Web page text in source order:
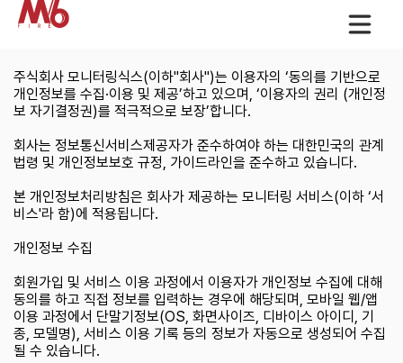
개인정보처리방침
주식회사 모니터링식스(이하"회사")는 이용자의 ‘동의를 기반으로
개인정보를 수집·이용 및 제공’하고 있으며, ‘이용자의 권리 (개인정
보 자기결정권)를 적극적으로 보장’합니다.
회사는 정보통신서비스제공자가 준수하여야 하는 대한민국의 관계
법령 및 개인정보보호 규정, 가이드라인을 준수하고 있습니다.
본 개인정보처리방침은 회사가 제공하는 모니터링 서비스(이하 ‘서
비스'라 함)에 적용됩니다.
개인정보 수집
회원가입 및 서비스 이용 과정에서 이용자가 개인정보 수집에 대해
동의를 하고 직접 정보를 입력하는 경우에 해당되며, 모바일 웹/앱
이용 과정에서 단말기정보(OS, 화면사이즈, 디바이스 아이디, 기
종, 모델명), 서비스 이용 기록 등의 정보가 자동으로 생성되어 수집
될 수 있습니다.